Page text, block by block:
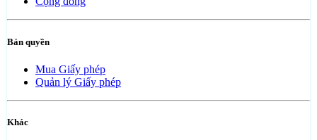
Bản quyền
Mua Giấy phép
Quản lý Giấy phép
Khác